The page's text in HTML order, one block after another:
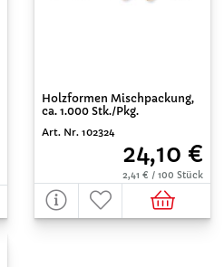
Holzformen Mischpackung,
ca. 1.000 Stk./Pkg.
Art. Nr. 102324
24,10 €
2,41 € / 100 Stück